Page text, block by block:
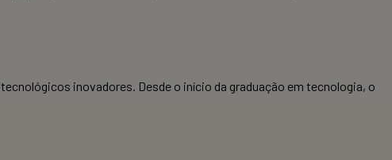
inovadores. Desde o início da graduação em tecnologia, o